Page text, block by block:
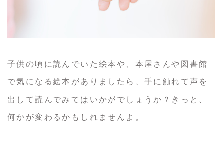
子供の頃に読んでいた絵本や、本屋さんや図書館
で気になる絵本がありましたら、手に触れて声を
出して読んでみてはいかがでしょうか？きっと、
何かが変わるかもしれませんよ。